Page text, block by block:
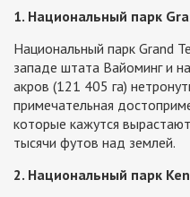
1. Национальный парк
Национальный парк Grand
западе штата Вайоминг и
акров (121 405 га)
примечательная
которые кажутся
тысячи футов над землей.
2. Национальный парк